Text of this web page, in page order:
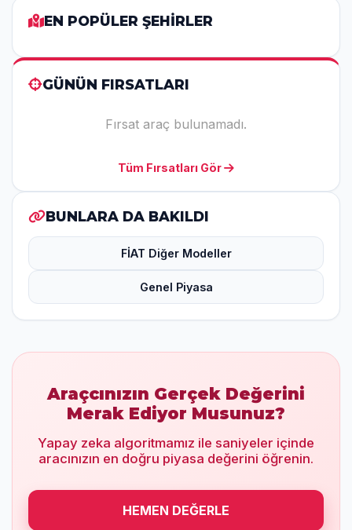
EN POPÜLER ŞEHİRLER
GÜNÜN FIRSATLARI
Fırsat araç bulunamadı.
Tüm Fırsatları Gör
BUNLARA DA BAKILDI
FİAT Diğer Modeller
Genel Piyasa
Araçcınızın Gerçek Değerini
Merak Ediyor Musunuz?
Yapay zeka algoritmamız ile saniyeler içinde
aracınızın en doğru piyasa değerini öğrenin.
HEMEN DEĞERLE